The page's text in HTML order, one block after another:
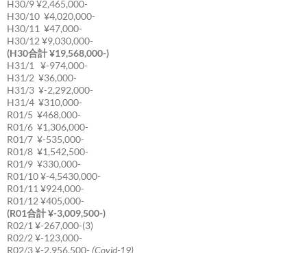
H30/9 ¥2,465,000-
H30/10 ¥4,020,000-
H30/11 ¥47,000-
H30/12 ¥9,030,000-
(H30合計 ¥19,568,000-)
H31/1 ¥-974,000-
H31/2 ¥36,000-
H31/3 ¥-2,292,000-
H31/4 ¥310,000-
R01/5 ¥468,000-
R01/6 ¥1,306,000-
R01/7 ¥-535,000-
R01/8 ¥1,542,500-
R01/9 ¥330,000-
R01/10 ¥-4,5430,000-
R01/11 ¥924,000-
R01/12 ¥405,000-
(R01合計 ¥-3,009,500-)
R02/1 ¥-267,000-(3)
R02/2 ¥-123,000-
R02/3 ¥-2,956,500- (Covid-19)